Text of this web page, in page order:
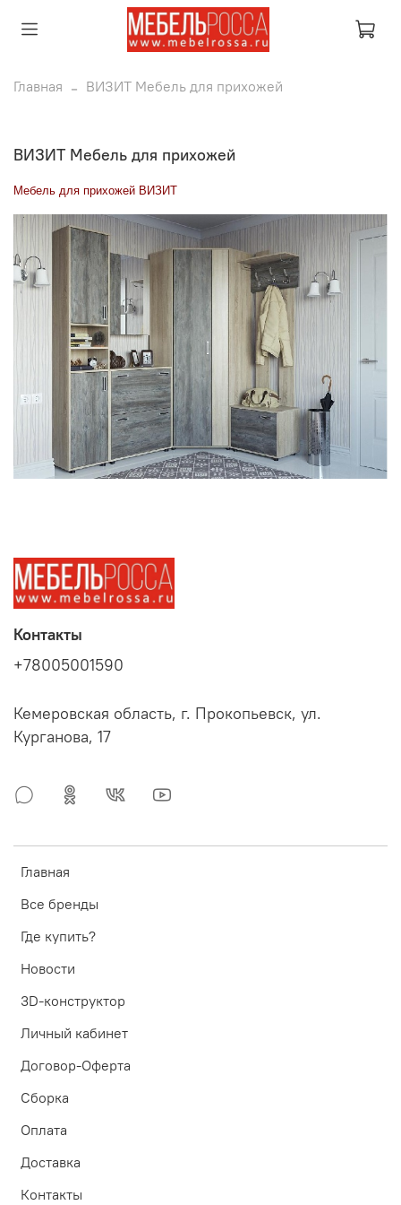
Главная ВИЗИТ Мебель для прихожей
ВИЗИТ Мебель для прихожей
Мебель для прихожей ВИЗИТ
Главная
Все бренды
Где купить?
Новости
3D-конструктор
Личный кабинет
Договор-Оферта
Сборка
Оплата
Доставка
Контакты
Контакты
+78005001590
Кемеровская область, г. Прокопьевск, ул.
Курганова, 17